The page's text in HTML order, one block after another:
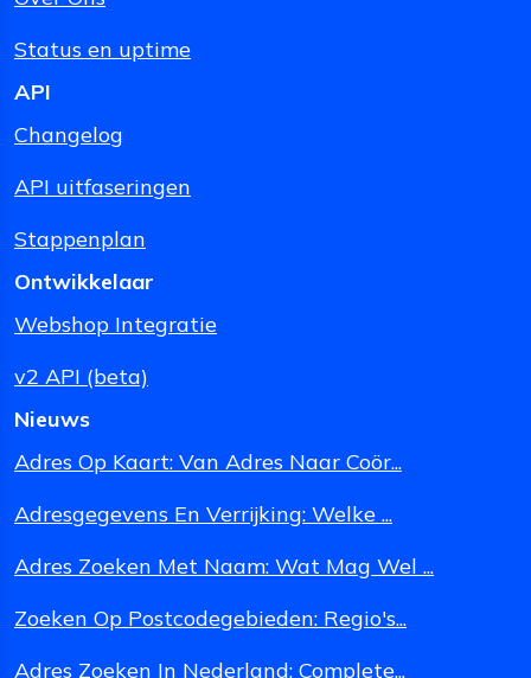
Status en uptime
API
Changelog
API uitfaseringen
Stappenplan
Ontwikkelaar
Webshop Integratie
v2 API (beta)
Nieuws
Adres Op Kaart: Van Adres Naar Coör...
Adresgegevens En Verrijking: Welke ...
Adres Zoeken Met Naam: Wat Mag Wel ...
Zoeken Op Postcodegebieden: Regio's...
Adres Zoeken In Nederland: Complete...